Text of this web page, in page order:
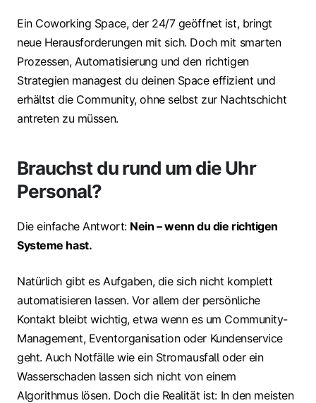
Ein Coworking Space, der 24/7 geöffnet ist, bringt
neue Herausforderungen mit sich. Doch mit smarten
Prozessen, Automatisierung und den richtigen
Strategien managest du deinen Space effizient und
erhältst die Community, ohne selbst zur Nachtschicht
antreten zu müssen.
Brauchst du rund um die Uhr
Personal?
Die einfache Antwort: Nein – wenn du die richtigen
Systeme hast.
Natürlich gibt es Aufgaben, die sich nicht komplett
automatisieren lassen. Vor allem der persönliche
Kontakt bleibt wichtig, etwa wenn es um Community-
Management, Eventorganisation oder Kundenservice
geht. Auch Notfälle wie ein Stromausfall oder ein
Wasserschaden lassen sich nicht von einem
Algorithmus lösen. Doch die Realität ist: In den meisten